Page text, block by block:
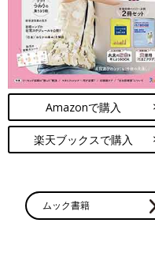
Amazonで購入
楽天ブックスで購入
ムック書籍